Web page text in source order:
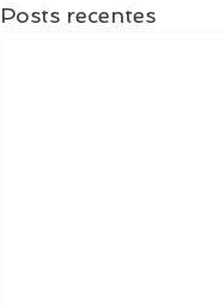
Posts recentes